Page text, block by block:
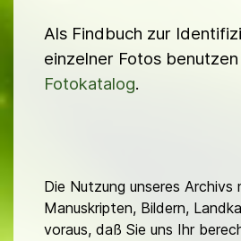
Als Findbuch zur
einzelner Fotos
Fotokatalog.
Die Nutzung unseres Archivs
Manuskripten, Bildern,
voraus, daß Sie uns Ihr